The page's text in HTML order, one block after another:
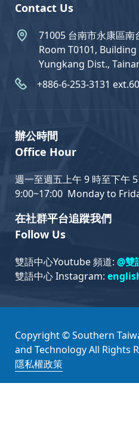
Contact Us
71005 台南市永康區南
Room T0101, Building
Yungkang Dist.,
+886-6-253-3131
辦公時間
Office Hour
週一至週五上午 9 時至下午
9:00~17:00 Monday to
在社群平台追蹤我們
Follow Us
雙語中心Youtube 頻道: @雙
雙語中心 Instagram:
Copyright © Southern
and Technology All Rights
隱私權政策